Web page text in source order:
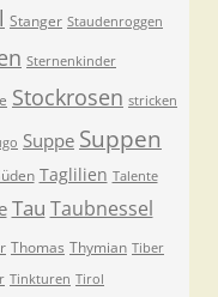
Stanger Staudenroggen
Sternenkinder
Stockrosen stricken
Suppe Suppen
Taglilien Talente
Tau Taubnessel
Thomas Thymian Tiber
Tinkturen Tirol